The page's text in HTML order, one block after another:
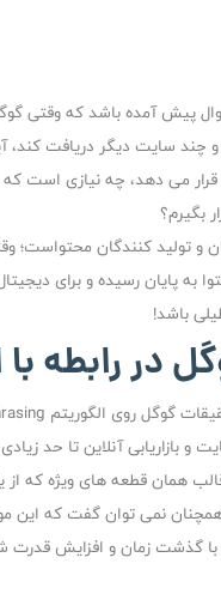
پیش آمده باشد که وقتی
می دهد، چه نیازی است
بگیرم؟
به پایان رسیده و برای
باشد!
در رابطه با
سئو سایت و بازاریابی آنلاین تا
قالب همان قطعه های ویژه
همچنان نمی توان گفت که
گذشت زمان و افزایش قدرت